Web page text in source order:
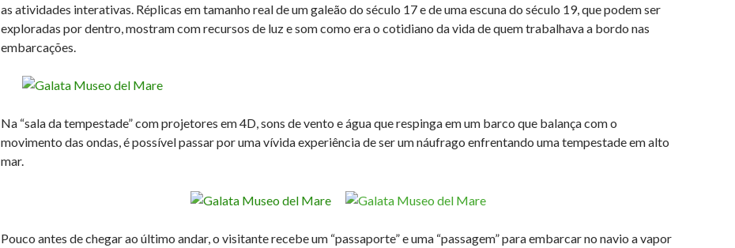
as atividades interativas. Réplicas em tamanho real de um galeão do século 17 e de uma escuna do século 19, que podem ser
exploradas por dentro, mostram com recursos de luz e som como era o cotidiano da vida de quem trabalhava a bordo nas
embarcações.
Na “sala da tempestade” com projetores em 4D, sons de vento e água que respinga em um barco que balança com o
movimento das ondas, é possível passar por uma vívida experiência de ser um náufrago enfrentando uma tempestade em alto
mar.
Pouco antes de chegar ao último andar, o visitante recebe um “passaporte” e uma “passagem” para embarcar no navio a vapor